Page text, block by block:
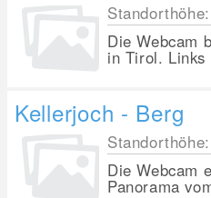
Standorthöhe:
Die Webcam
in Tirol.
Kellerjoch - Berg
Standorthöhe:
Die Webcam
Panorama